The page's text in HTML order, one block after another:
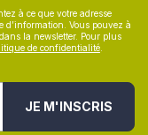
à ce que votre adresse
d’information. Vous pouvez à
la newsletter. Pour plus
de confidentialité
JE M'INSCRIS